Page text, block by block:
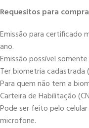
Requesitos para
Emissão para certificado
ano.
Emissão possível
Ter biometria
Para quem não tem a
Carteira de Habilitação
Pode ser feito pelo
microfone.